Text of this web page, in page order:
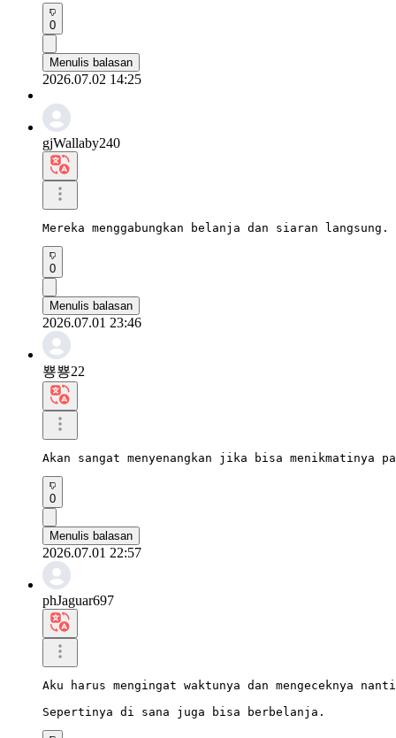
0
Menulis balasan
2026.07.02 14:25
gjWallaby240
Mereka menggabungkan belanja dan siaran
0
Menulis balasan
2026.07.01 23:46
뿅뿅22
Akan sangat menyenangkan jika bisa menikmatinya
0
Menulis balasan
2026.07.01 22:57
phJaguar697
Aku harus mengingat waktunya dan mengeceknya
Sepertinya di sana juga bisa berbelanja.